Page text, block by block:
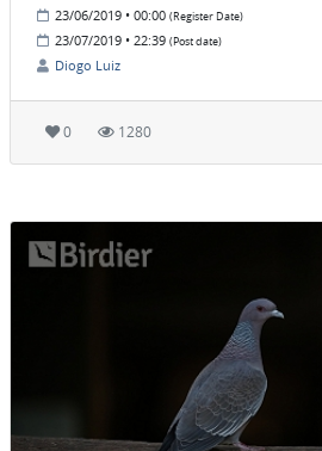
23/06/2019 • 00:00 (Register Date)
23/07/2019 • 22:39 (Post date)
Diogo Luiz
0 1280